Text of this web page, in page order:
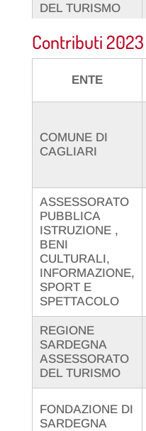
DEL TURISMO
Contributi 2023
ENTE
COMUNE DI
CAGLIARI
ASSESSORATO
PUBBLICA
ISTRUZIONE ,
BENI
CULTURALI,
INFORMAZIONE,
SPORT E
SPETTACOLO
REGIONE
SARDEGNA
ASSESSORATO
DEL TURISMO
FONDAZIONE DI
SARDEGNA